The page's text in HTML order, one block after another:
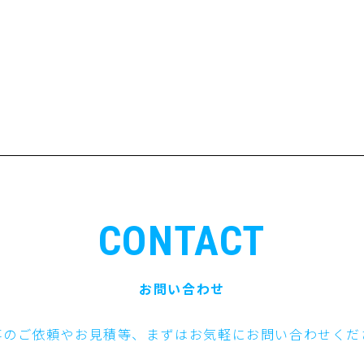
CONTACT
お問い合わせ
ご依頼やお見積等、まずはお気軽にお問い合わせく